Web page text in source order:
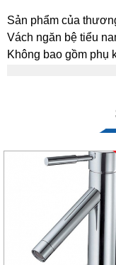
Sản phẩm của
Vách ngăn bệ tiểu
Không bao gồm phụ